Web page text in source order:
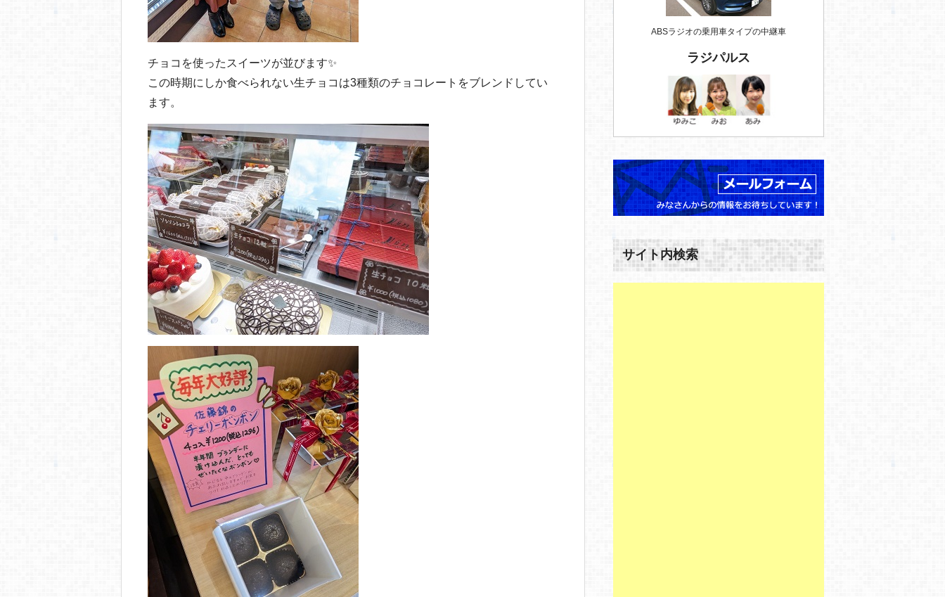
チョコを使ったスイーツが並びます✨
この時期にしか食べられない生チョコは3種類のチョコレートをブレンドしてい
ます。
ABSラジオの乗用車タイプの中継車
ラジパルス
サイト内検索